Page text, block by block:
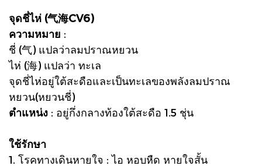
จุดชี่ไห่ (气海CV6)
ความหมาย :
ชี่ (气) แปลว่าลมปราณหยวน
ไห่ (海) แปลว่า ทะเล
จุดชี่ไห่อยู่ใต้สะดือและเป็นทะเลของพลังลมปราณ
หยวน(หยวนชี่)
ตำแหน่ง : อยู่กึ่งกลางท้องใต้สะดือ 1.5 ชุ่น
ใช้รักษา
1. โรคทางเดินหายใจ : ไอ หอบหืด หายใจสั้น